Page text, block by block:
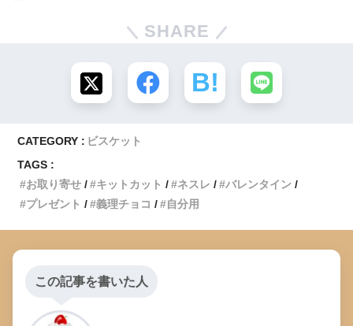
SHARE
CATEGORY : ビスケット
TAGS :
お取り寄せ
キットカット ネスレ
バレンタイン
プレゼント
義理チョコ 自分用
この記事を書いた人